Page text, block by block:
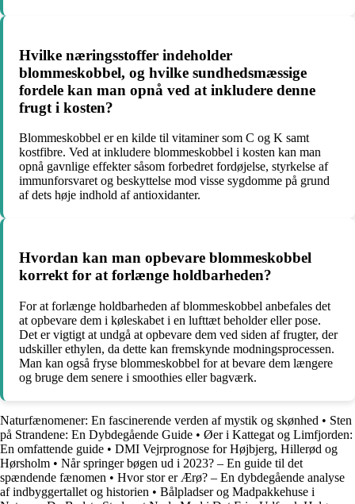
Hvilke næringsstoffer indeholder
blommeskobbel, og hvilke sundhedsmæssige
fordele kan man opnå ved at inkludere denne
frugt i kosten?
Blommeskobbel er en kilde til vitaminer som C og K samt
kostfibre. Ved at inkludere blommeskobbel i kosten kan man
opnå gavnlige effekter såsom forbedret fordøjelse, styrkelse af
immunforsvaret og beskyttelse mod visse sygdomme på grund
af dets høje indhold af antioxidanter.
Hvordan kan man opbevare blommeskobbel
korrekt for at forlænge holdbarheden?
For at forlænge holdbarheden af blommeskobbel anbefales det
at opbevare dem i køleskabet i en lufttæt beholder eller pose.
Det er vigtigt at undgå at opbevare dem ved siden af frugter, der
udskiller ethylen, da dette kan fremskynde modningsprocessen.
Man kan også fryse blommeskobbel for at bevare dem længere
og bruge dem senere i smoothies eller bagværk.
Naturfænomener: En fascinerende verden af mystik og skønhed • Sten
på Strandene: En Dybdegående Guide • Øer i Kattegat og Limfjorden:
En omfattende guide • DMI Vejrprognose for Højbjerg, Hillerød og
Hørsholm • Når springer bøgen ud i 2023? – En guide til det
spændende fænomen • Hvor stor er Ærø? – En dybdegående analyse
af indbyggertallet og historien • Bålpladser og Madpakkehuse i